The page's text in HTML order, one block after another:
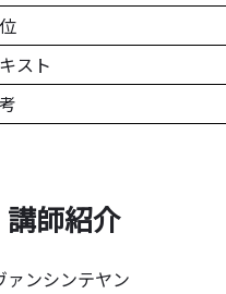
スト
講師紹介
ァンシンテヤン